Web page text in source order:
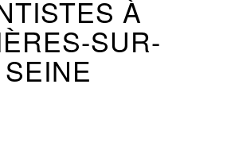
À
SUR-
SEINE